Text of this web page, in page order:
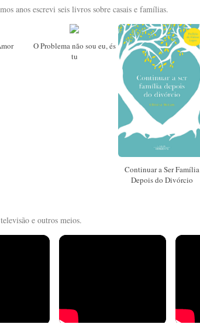
anos escrevi seis livros sobre casais e famílias.
O Problema não sou eu, és
tu
Continuar a Ser Família
Depois do Divórcio
e outros meios.